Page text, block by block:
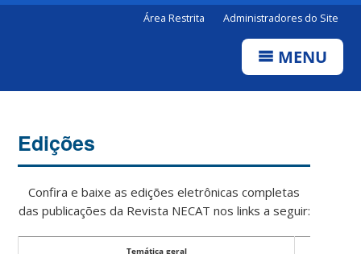
Área Restrita Administradores do Site
MENU
Edições
Confira e baixe as edições eletrônicas completas
das publicações da Revista NECAT nos links a seguir:
Temática geral